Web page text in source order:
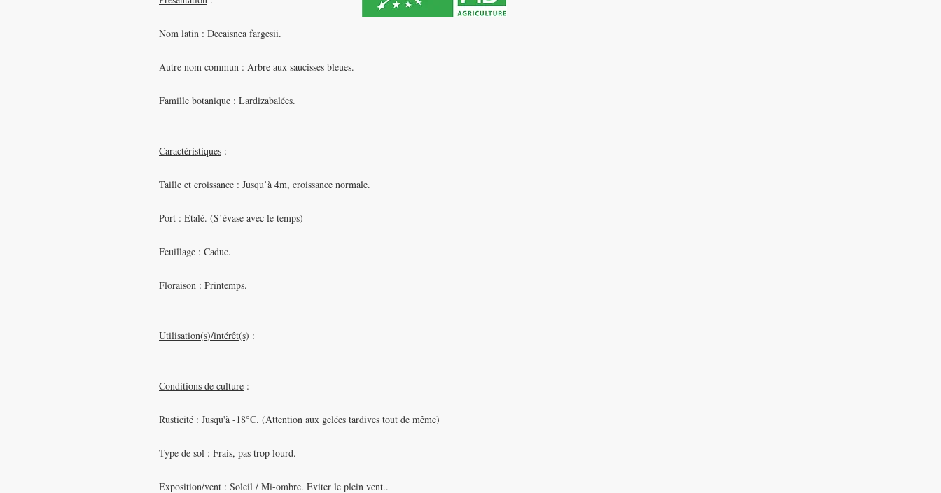
Nom latin : Decaisnea fargesii.
Autre nom commun : Arbre aux saucisses bleues.
Famille botanique : Lardizabalées.
Caractéristiques :
Taille et croissance : Jusqu’à 4m, croissance normale.
Port : Etalé. (S’évase avec le temps)
Feuillage : Caduc.
Floraison : Printemps.
Utilisation(s)/intérêt(s) :
Conditions de culture :
Rusticité : Jusqu'à -18°C. (Attention aux gelées tardives tout de même)
Type de sol : Frais, pas trop lourd.
Exposition/vent : Soleil / Mi-ombre. Eviter le plein vent..